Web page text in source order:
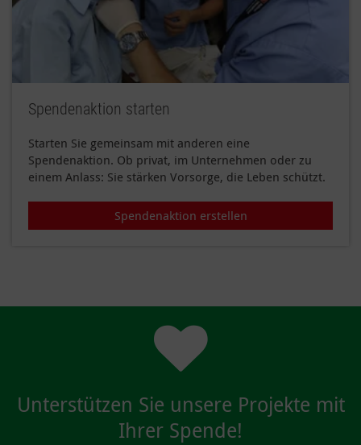
Spendenaktion starten
Starten Sie gemeinsam mit anderen eine
Spendenaktion. Ob privat, im Unternehmen oder zu
einem Anlass: Sie stärken Vorsorge, die Leben schützt.
Spendenaktion erstellen
Unterstützen Sie unsere Projekte mit
Ihrer Spende!